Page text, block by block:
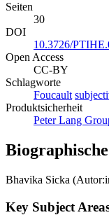
Seiten
30
DOI
10.3726/
Open Access
CC-BY
Schlagworte
Foucault
Produktsicherheit
Peter Lang
Bhavika Sicka
Key Subject